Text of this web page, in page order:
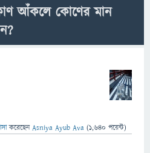
আঁকলে কোণের মান
করেছেনAsniya Ayub Ava (1,640 পয়েন্ট)